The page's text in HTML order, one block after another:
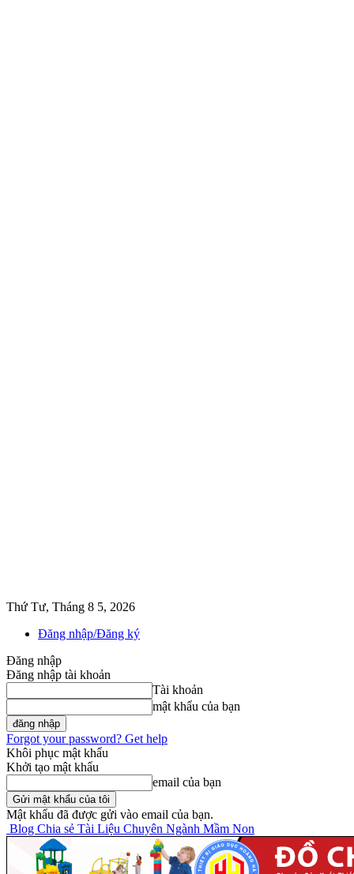
Thứ Tư, Tháng 8 5, 2026
Đăng nhập/Đăng ký
Đăng nhập
Đăng nhập tài khoản
Tài khoản
mật khẩu của bạn
Forgot your password? Get help
Khôi phục mật khẩu
Khởi tạo mật khẩu
email của bạn
Mật khẩu đã được gửi vào email của bạn.
Blog Chia sẻ Tài Liệu Chuyên Ngành Mầm Non